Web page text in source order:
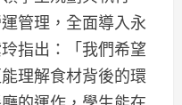
管理，全面導入永
指出：「我們希望
理解食材背後的環